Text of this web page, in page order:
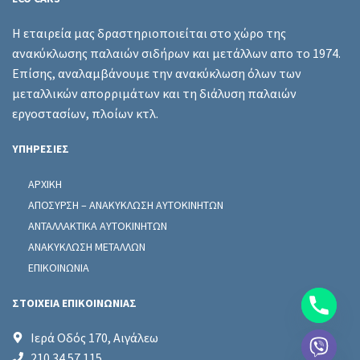
Η εταιρεία μας δραστηριοποιείται στο χώρο της
ανακύκλωσης παλαιών σιδήρων και μετάλλων απο το 1974.
Επίσης, αναλαμβάνουμε την ανακύκλωση όλων των
μεταλλικών απορριμάτων και τη διάλυση παλαιών
εργοστασίων, πλοίων κτλ.
ΥΠΗΡΕΣΙΕΣ
ΑΡΧΙΚΗ
ΑΠΟΣΥΡΣΗ – ΑΝΑΚΥΚΛΩΣΗ ΑΥΤΟΚΙΝΗΤΩΝ
ΑΝΤΑΛΛΑΚΤΙΚΑ ΑΥΤΟΚΙΝΗΤΩΝ
ΑΝΑΚΥΚΛΩΣΗ ΜΕΤΑΛΛΩΝ
ΕΠΙΚΟΙΝΩΝΙΑ
ΣΤΟΙΧΕΙΑ ΕΠΙΚΟΙΝΩΝΙΑΣ
Ιερά Οδός 170, Αιγάλεω
chaty